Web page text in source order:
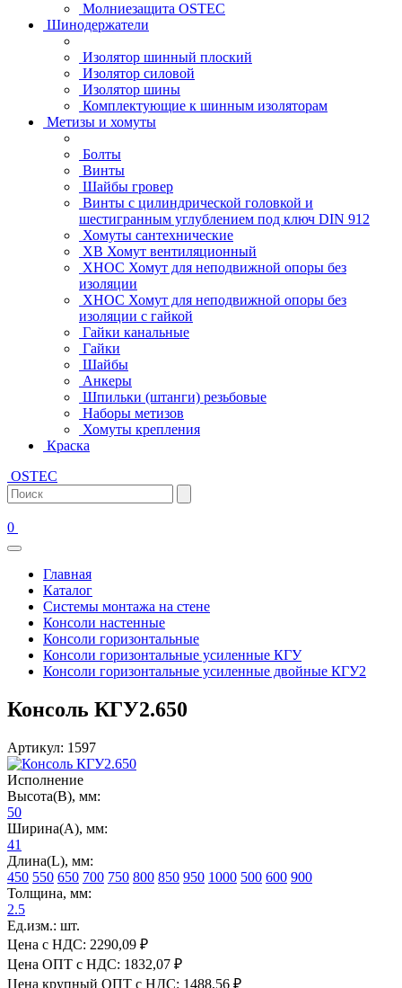
Молниезащита OSTEC
Шинодержатели
Изолятор шинный плоский
Изолятор силовой
Изолятор шины
Комплектующие к шинным изоляторам
Метизы и хомуты
Болты
Винты
Шайбы гровер
Винты с цилиндрической головкой и
шестигранным углублением под ключ DIN 912
Хомуты сантехнические
ХВ Хомут вентиляционный
ХНОС Хомут для неподвижной опоры без
изоляции
ХНОС Хомут для неподвижной опоры без
изоляции с гайкой
Гайки канальные
Гайки
Шайбы
Анкеры
Шпильки (штанги) резьбовые
Наборы метизов
Хомуты крепления
Краска
OSTEC
0
Главная
Каталог
Системы монтажа на стене
Консоли настенные
Консоли горизонтальные
Консоли горизонтальные усиленные КГУ
Консоли горизонтальные усиленные двойные КГУ2
Консоль КГУ2.650
Артикул: 1597
Исполнение
Высота(В), мм:
50
Ширина(А), мм:
41
Длина(L), мм:
450 550 650 700 750 800 850 950 1000 500 600 900
Толщина, мм:
2.5
Ед.изм.: шт.
Цена с НДС: 2290,09 ₽
Цена ОПТ с НДС: 1832,07 ₽
Цена крупный ОПТ с НДС: 1488,56 ₽